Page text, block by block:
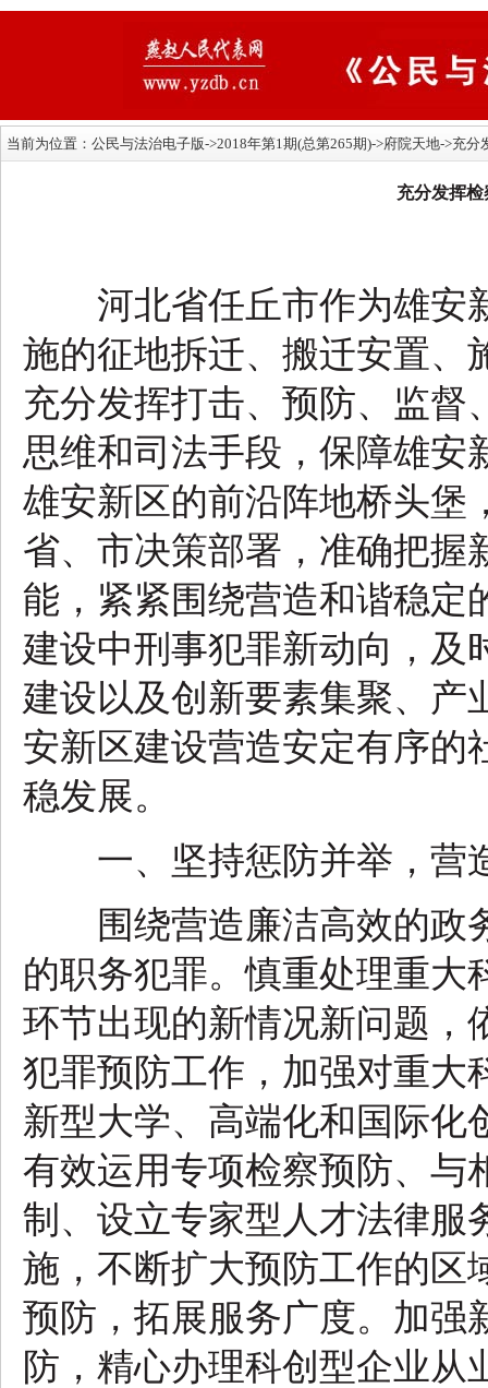
当前为位置： 公民与法治电子版->2018年第1期(总第265期)->府院天地->充
充分发挥
河北省任丘市作为雄安
施的征地拆迁、搬迁安置、
充分发挥打击、预防、监督
思维和司法手段，保障雄安
雄安新区的前沿阵地桥头堡
省、市决策部署，准确把握
能，紧紧围绕营造和谐稳定
建设中刑事犯罪新动向，及
建设以及创新要素集聚、产
安新区建设营造安定有序的
稳发展。
一、坚持惩防并举，营
围绕营造廉洁高效的政
的职务犯罪。慎重处理重大
环节出现的新情况新问题，
犯罪预防工作，加强对重大
新型大学、高端化和国际化
有效运用专项检察预防、与
制、设立专家型人才法律服
施，不断扩大预防工作的区
预防，拓展服务广度。加强
防，精心办理科创型企业从